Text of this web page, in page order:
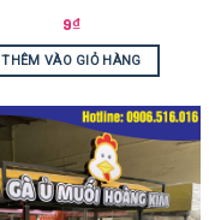
9₫
THÊM VÀO GIỎ HÀNG